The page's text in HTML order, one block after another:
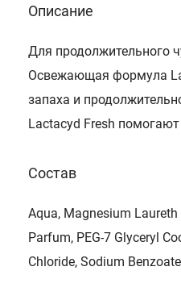
Описание
Для продолжительного
Освежающая формула
запаха и
Lactacyd Fresh
Состав
Aqua, Magnesium
Parfum, PEG-7 Glyceryl
Chloride, Sodium